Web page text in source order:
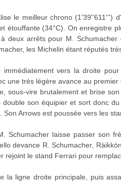
le meilleur chrono
étouffante (34°C). On enregistre
deux arrêts pour M.
les Michelin étant réputés
immédiatement vers la droite
une très légère avance au
sous-vire brutalement et brise
son équipier et sort donc
Arrows est poussée vers les
Schumacher laisse passer son
devance R. Schumacher,
rejoint le stand Ferrari pour
la ligne droite principale, puis